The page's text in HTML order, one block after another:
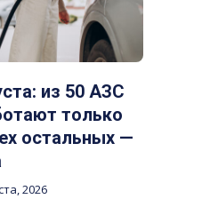
из 50 АЗС
только
остальных —
2026